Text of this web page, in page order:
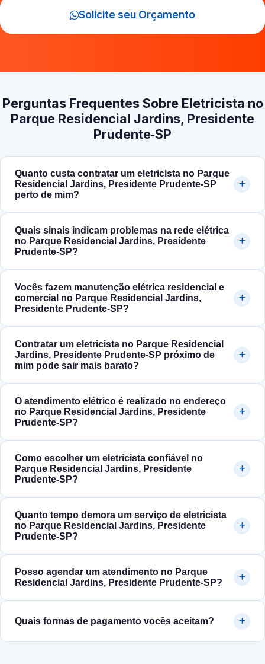
Solicite seu Orçamento
Perguntas Frequentes Sobre Eletricista no
Parque Residencial Jardins, Presidente
Prudente‑SP
Quanto custa contratar um eletricista no Parque
Residencial Jardins, Presidente Prudente‑SP
perto de mim?
Quais sinais indicam problemas na rede elétrica
no Parque Residencial Jardins, Presidente
Prudente‑SP?
Vocês fazem manutenção elétrica residencial e
comercial no Parque Residencial Jardins,
Presidente Prudente‑SP?
Contratar um eletricista no Parque Residencial
Jardins, Presidente Prudente‑SP próximo de
mim pode sair mais barato?
O atendimento elétrico é realizado no endereço
no Parque Residencial Jardins, Presidente
Prudente‑SP?
Como escolher um eletricista confiável no
Parque Residencial Jardins, Presidente
Prudente‑SP?
Quanto tempo demora um serviço de eletricista
no Parque Residencial Jardins, Presidente
Prudente‑SP?
Posso agendar um atendimento no Parque
Residencial Jardins, Presidente Prudente‑SP?
Quais formas de pagamento vocês aceitam?